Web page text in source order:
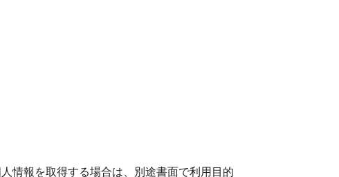
情報を取得する場合は、別途書面で利用目的